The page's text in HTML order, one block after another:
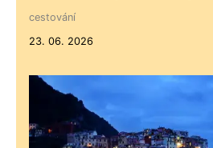
cestování
23. 06. 2026